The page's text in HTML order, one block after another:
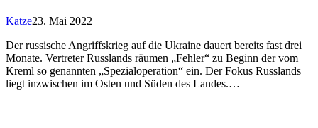
Katze23. Mai 2022
Der russische Angriffskrieg auf die Ukraine dauert bereits fast drei
Monate. Vertreter Russlands räumen „Fehler“ zu Beginn der vom
Kreml so genannten „Spezialoperation“ ein. Der Fokus Russlands
liegt inzwischen im Osten und Süden des Landes.…